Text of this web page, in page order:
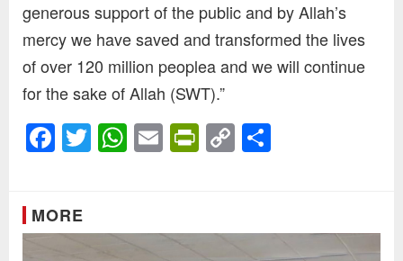
generous support of the public and by Allah’s
mercy we have saved and transformed the lives
of over 120 million peoplea and we will continue
for the sake of Allah (SWT).”
Facebook
Twitter
WhatsApp
EmailPrintFriendly
Copy
Link
MORE